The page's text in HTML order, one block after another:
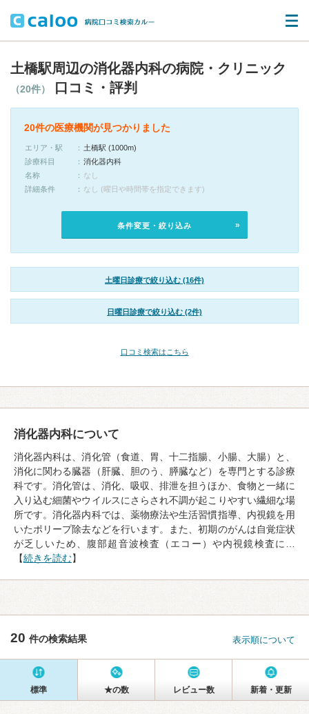
土橋駅周辺の消化器内科の病院・クリニック
（20件） 口コミ・評判
20件の医療機関が見つかりました
エリア・駅
土橋駅 (1000m)
診療科目
消化器内科
名称
なし
詳細条件
なし (曜日や時間帯を指定できます)
条件変更・絞り込み
土曜日診療で絞り込む (16件)
日曜日診療で絞り込む (2件)
口コミ検索はこちら
消化器内科について
消化器内科は、消化管（食道、胃、十二指腸、小腸、大腸）と、
消化に関わる臓器（肝臓、胆のう、膵臓など）を専門とする診療
科です。消化管は、消化、吸収、排泄を担うほか、食物と一緒に
入り込む細菌やウイルスにさらされ不調が起こりやすい繊細な場
所です。消化器内科では、薬物療法や生活習慣指導、内視鏡を用
いたポリープ除去などを行います。また、初期のがんは自覚症状
が乏しいため、腹部超音波検査（エコー）や内視鏡検査に…
【続きを読む】
20 件の検索結果 表示順について
標準 ★の数 レビュー数 新着・更新